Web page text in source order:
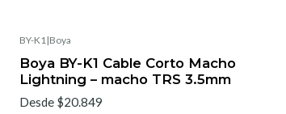
BY-K1|Boya
Boya BY-K1 Cable Corto Macho
Lightning – macho TRS 3.5mm
Desde $20.849